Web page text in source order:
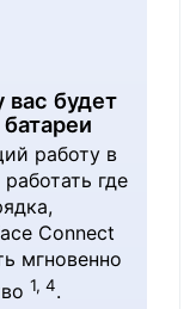
Core™
3):
вас будет
работу в
где
Connect
мгновенно
1, 4.